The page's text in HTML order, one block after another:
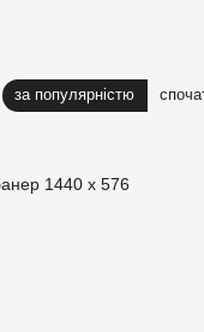
за популярністю